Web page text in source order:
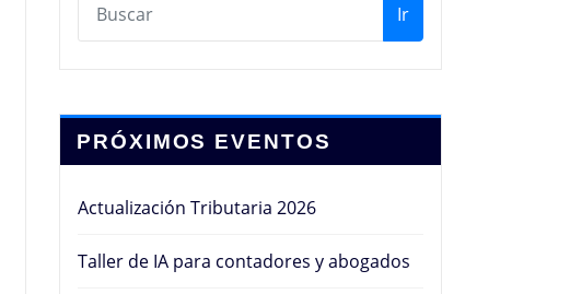
Ir
PRÓXIMOS EVENTOS
Actualización Tributaria 2026
Taller de IA para contadores y abogados